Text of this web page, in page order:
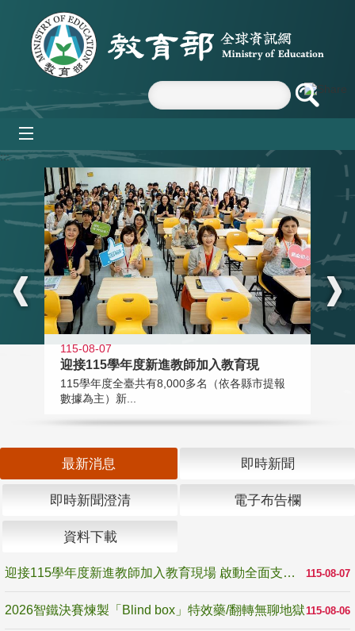
跳到主要內容區塊
:::
115-08-07
迎接115學年度新進教師加入教育現
115學年度全臺共有8,000多名（依各縣市提報
數據為主）新...
最新消息 即時新聞
即時新聞澄清 電子布告欄
資料下載
115-08-07
迎接115學年度新進教師加入教育現場 啟動全面支持陪伴
115-08-06
2026智鐵決賽煉製「Blind box」特效藥/翻轉無聊地獄